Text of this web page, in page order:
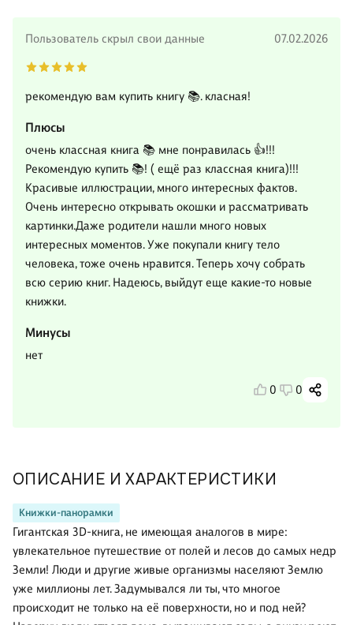
ОПИСАНИЕ И ХАРАКТЕРИСТИКИ
Книжки-панорамки
Гигантская 3D-книга, не имеющая аналогов в мире:
увлекательное путешествие от полей и лесов до самых недр
Земли! Люди и другие живые организмы населяют Землю
уже миллионы лет. Задумывался ли ты, что многое
происходит не только на её поверхности, но и под ней?
Пользователь скрыл свои данные 07.02.2026
рекомендую вам купить книгу 📚. класная!
Плюсы
очень классная книга 📚 мне понравилась 👍!!!
Рекомендую купить 📚! ( ещё раз классная книга)!!!
Красивые иллюстрации, много интересных фактов.
Очень интересно открывать окошки и рассматривать
картинки.Даже родители нашли много новых
интересных моментов. Уже покупали книгу тело
человека, тоже очень нравится. Теперь хочу собрать
всю серию книг. Надеюсь, выйдут еще какие-то новые
книжки.
Минусы
нет
0 0